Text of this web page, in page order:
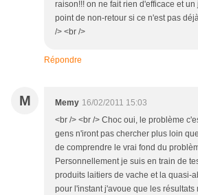
raison!!! on ne fait rien d'efficace et un
point de non-retour si ce n'est pas
/> <br />
Répondre
M Memy 16/02/2011 15:03
<br /> <br /> Choc oui, le problème
gens n'iront pas chercher plus loin
de comprendre le vrai fond du
Personnellement je suis en train de
produits laitiers de vache et la quasi-
pour l'instant j'avoue que les résultats